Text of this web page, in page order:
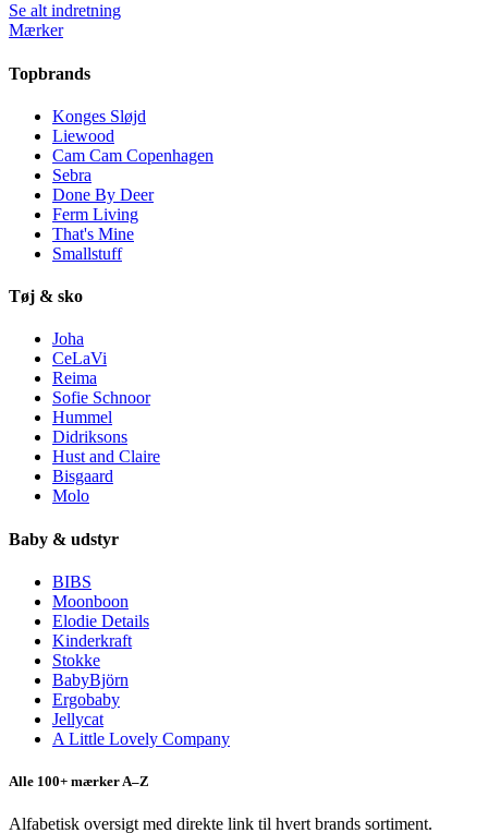
Se alt indretning
Mærker
Topbrands
Konges Sløjd
Liewood
Cam Cam Copenhagen
Sebra
Done By Deer
Ferm Living
That's Mine
Smallstuff
Tøj & sko
Joha
CeLaVi
Reima
Sofie Schnoor
Hummel
Didriksons
Hust and Claire
Bisgaard
Molo
Baby & udstyr
BIBS
Moonboon
Elodie Details
Kinderkraft
Stokke
BabyBjörn
Ergobaby
Jellycat
A Little Lovely Company
Alle 100+ mærker A–Z
Alfabetisk oversigt med direkte link til hvert brands sortiment.